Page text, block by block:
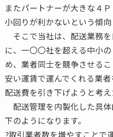
またパートナーが大きな４
小回りが利かないという傾向
そこで当社は、配送業務
に、一〇〇社を超える中小
め、業者同士を競争させる
安い運賃で運んでくれる業
配送費を引き下げようと考え
配送管理を内製化した具
下のようになります。
?取引業者数を増やすことで